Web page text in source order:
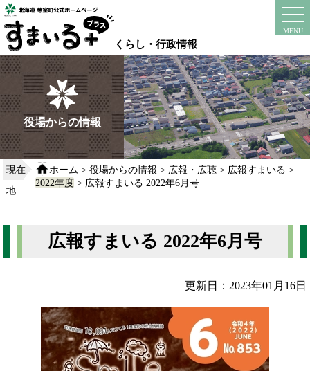
本
文
へ
移
動
る
くらし・行政情報
MENU
instagram
役場からの情報
現在
地
ホーム >役場からの情報 > 広報・広聴 > 広報すまいる >
2022年度 > 広報すまいる 2022年6月号
広報すまいる 2022年6月号
更新日：2023年01月16日